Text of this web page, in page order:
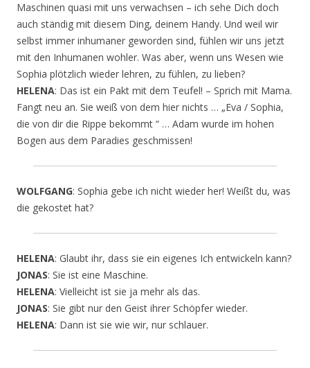
Maschinen quasi mit uns verwachsen – ich sehe Dich doch
auch ständig mit diesem Ding, deinem Handy. Und weil wir
selbst immer inhumaner geworden sind, fühlen wir uns jetzt
mit den Inhumanen wohler. Was aber, wenn uns Wesen wie
Sophia plötzlich wieder lehren, zu fühlen, zu lieben?
HELENA: Das ist ein Pakt mit dem Teufel! – Sprich mit Mama.
Fangt neu an. Sie weiß von dem hier nichts … „Eva / Sophia,
die von dir die Rippe bekommt “ … Adam wurde im hohen
Bogen aus dem Paradies geschmissen!
WOLFGANG: Sophia gebe ich nicht wieder her! Weißt du, was
die gekostet hat?
HELENA: Glaubt ihr, dass sie ein eigenes Ich entwickeln kann?
JONAS: Sie ist eine Maschine.
HELENA: Vielleicht ist sie ja mehr als das.
JONAS: Sie gibt nur den Geist ihrer Schöpfer wieder.
HELENA: Dann ist sie wie wir, nur schlauer.